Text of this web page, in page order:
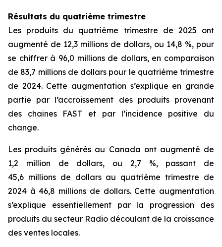
Résultats du quatrième trimestre
Les produits du quatrième trimestre de 2025 ont
augmenté de 12,3 millions de dollars, ou 14,8 %, pour
se chiffrer à 96,0 millions de dollars, en comparaison
de 83,7 millions de dollars pour le quatrième trimestre
de 2024. Cette augmentation s’explique en grande
partie par l’accroissement des produits provenant
des chaînes FAST et par l’incidence positive du
change.
Les produits générés au Canada ont augmenté de
1,2 million de dollars, ou 2,7 %, passant de
45,6 millions de dollars au quatrième trimestre de
2024 à 46,8 millions de dollars. Cette augmentation
s’explique essentiellement par la progression des
produits du secteur Radio découlant de la croissance
des ventes locales.